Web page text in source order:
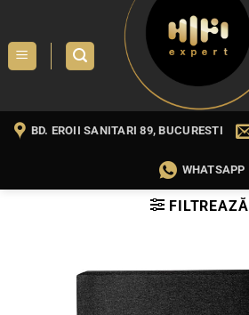
content
BD. EROII SANITARI 89, BUCURESTI
WHATSAPP
FILTREAZĂ